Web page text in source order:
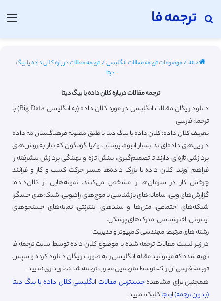
ترجمه فا
جستجو برای
خانه/موضوعات ترجمه مقالات انگلیسی/ترجمه مقالات درباره کلان داده یا بیگ
دیتا
ترجمه مقالات درباره کلان داده یا بیگ دیتا
دانلود رایگان مقالات انگلیسی در مورد کلان داده (به انگلیسی Big Data) با
ترجمه فارسی
تعریف کلان داده: کلان داده یا بیگ دیتا یا طبق مصوبه فرهنگستان مه داده
دارایی‌های داده‌ای‌اند بسیار انبوه، پرشتاب و/یا گوناگون که نیاز به روش‌های
پردازشی تازه‌ای دارند تا تصمیم‌گیری، بینش تازه و بهینگی پردازش پیشرفته را
فراهم آورند. کلان داده یا بزرگ‌ داده‌ها مسیر حرکت کسب و کار و فرآیند
چرخش کار در سازمان‌ها را مشخص می‌کنند. نمونه‌هایی از کلان‌داده:
گزارش‌های وبی، سامانه‌های بازشناسی با موج‌های رادیویی، شبکه‌های حسگر،
شبکه‌های اجتماعی، متن‌ها و سندهای اینترنتی، نمایه‌های جستجوهای
اینترنتی، اخترشناسی، مدرک‌های پزشکی.
رشته های مرتبط: مهندسی کامپیوتر و مدیریت
در زیر لیست مقالات ترجمه شده با موضوع کلان داده توسط سایت ترجمه فا
تهیه شده که میتوانید مقاله انگلیسی را به صورت رایگان دانلود کرده و سپس
ترجمه فارسی آن را که توسط مترجمین مجرب ترجمه شده، خریداری نمایید.
همچنین برای مشاهدهجدیدترین مقالات انگلیسی کلان داده یا بیگ دیتا
(بدون ترجمه) اینجاکلیک نمایید.